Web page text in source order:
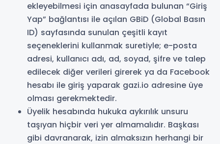
ekleyebilmesi için anasayfada bulunan “Giriş
Yap” bağlantısı ile açılan GBiD (Global Basın
ID) sayfasında sunulan çeşitli kayıt
seçeneklerini kullanmak suretiyle; e-posta
adresi, kullanıcı adı, ad, soyad, şifre ve talep
edilecek diğer verileri girerek ya da Facebook
hesabı ile giriş yaparak gazi.io adresine üye
olması gerekmektedir.
Üyelik hesabında hukuka aykırılık unsuru
taşıyan hiçbir veri yer almamalıdır. Başkası
gibi davranarak, izin almaksızın herhangi bir